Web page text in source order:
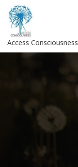
Access Consciousness
Your
Account